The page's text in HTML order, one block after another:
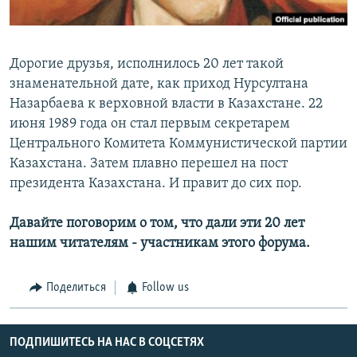
Дорогие друзья, исполнилось 20 лет такой
знаменательной дате, как приход Нурсултана
Назарбаева к верховной власти в Казахстане. 22
июня 1989 года он стал первым секретарем
Центрального Комитета Коммунистической партии
Казахстана. Затем плавно перешел на пост
президента Казахстана. И правит до сих пор.
Давайте поговорим о том, что дали эти 20 лет
нашим читателям - участникам этого форума.
Поделиться Follow us
ПОДПИШИТЕСЬ НА НАС В СОЦСЕТЯХ